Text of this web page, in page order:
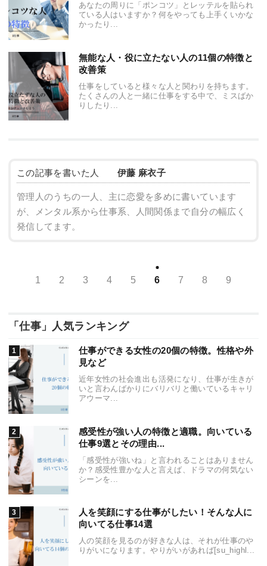
あなたの周りに「ポンコツ」とレッテルを貼られ
ている人はいますか？何をやっても上手くいかな
かったり...
無能な人・役に立たない人の11個の特徴と
改善策
仕事をしていると様々な人と関わりを持ちます。
たくさんの人と一緒に仕事をする中で、ミスばか
りしたり...
この記事を書いた人 伊藤 麻衣子
管理人のうちの一人、主に恋愛を多めに書いています
が、メンタル系から仕事系、人間関係まで自分の幅広く
発信してます。
1 2 3 4 5 6 7 8 9
「仕事」人気ランキング
仕事ができる女性の20個の特徴。性格や外
見など
近年女性の社会進出も活発になり、仕事が生きが
いと言わんばかりにバリバリと働いているキャリ
アウーマ...
感受性が強い人の特徴と適職。向いている
仕事9選とその理由...
「感受性が強いね」と言われることはありません
か？感受性豊かな人と言えば、ドラマの何気ない
シーンを...
人を笑顔にする仕事がしたい！そんな人に
向いてる仕事14選
人の笑顔を見るのが好きな人は、それが仕事のや
りがいになります。やりがいがあれば[su_highl...